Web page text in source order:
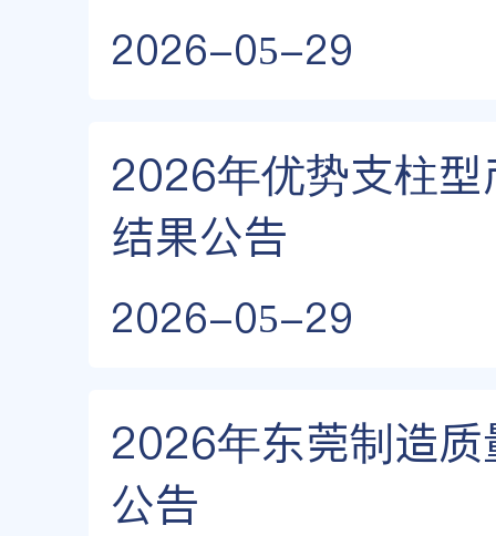
2026-05-29
2026年优势支柱
结果公告
2026-05-29
2026年东莞制造
公告